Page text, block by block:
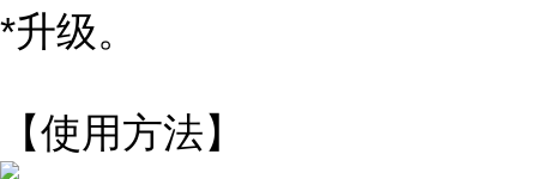
*升级。
【使用方法】